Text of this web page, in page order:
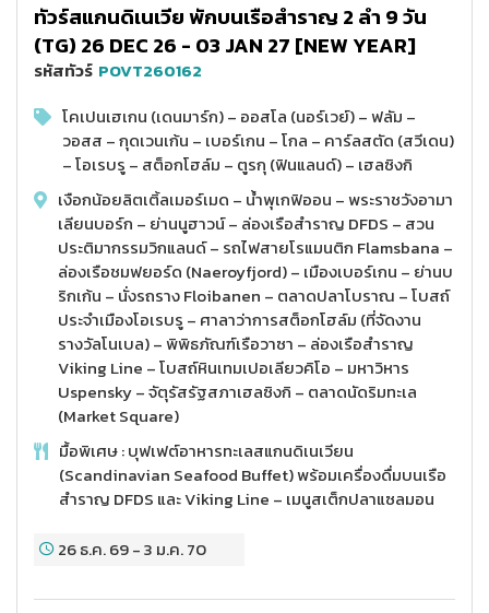
ทัวร์สแกนดิเนเวีย พักบนเรือสำราญ 2 ลำ 9 วัน
(TG) 26 DEC 26 - 03 JAN 27 [NEW YEAR]
รหัสทัวร์ POVT260162
โคเปนเฮเกน (เดนมาร์ก) – ออสโล (นอร์เวย์) – ฟลัม –
วอสส – กุดเวนเก้น – เบอร์เกน – โกล – คาร์ลสตัด (สวีเดน)
– โอเรบรู – สต็อกโฮล์ม – ตูรกุ (ฟินแลนด์) – เฮลซิงกิ
เงือกน้อยลิตเติ้ลเมอร์เมด – น้ำพุเกฟิออน – พระราชวังอามา
เลียนบอร์ก – ย่านนูฮาวน์ – ล่องเรือสำราญ DFDS – สวน
ประติมากรรมวิกแลนด์ – รถไฟสายโรแมนติก Flamsbana –
ล่องเรือชมฟยอร์ด (Naeroyfjord) – เมืองเบอร์เกน – ย่านบ
ริกเก้น – นั่งรถราง Floibanen – ตลาดปลาโบราณ – โบสถ์
ประจำเมืองโอเรบรู – ศาลาว่าการสต็อกโฮล์ม (ที่จัดงาน
รางวัลโนเบล) – พิพิธภัณฑ์เรือวาซา – ล่องเรือสำราญ
Viking Line – โบสถ์หินเทมเปอเลียวคิโอ – มหาวิหาร
Uspensky – จัตุรัสรัฐสภาเฮลซิงกิ – ตลาดนัดริมทะเล
(Market Square)
มื้อพิเศษ : บุฟเฟต์อาหารทะเลสแกนดิเนเวียน
(Scandinavian Seafood Buffet) พร้อมเครื่องดื่มบนเรือ
สำราญ DFDS และ Viking Line – เมนูสเต็กปลาแซลมอน
26 ธ.ค. 69-3 ม.ค. 70